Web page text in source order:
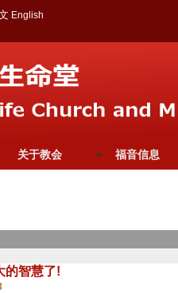
English
关于教会 福音信息
的智慧了!